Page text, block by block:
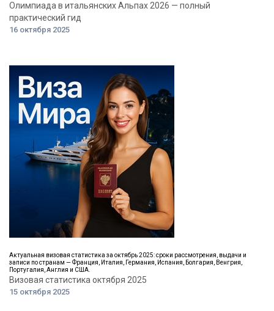
Олимпиада в итальянских Альпах 2026 — полный
практический гид
16 октября 2025
Актуальная визовая статистика за октябрь 2025: сроки рассмотрения, выдачи и
записи по странам — Франция, Италия, Германия, Испания, Болгария, Венгрия,
Португалия, Англия и США.
Визовая статистика октября 2025
15 октября 2025